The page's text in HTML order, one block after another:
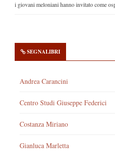
i giovani meloniani hanno invitato come
SEGNALIBRI
Andrea Carancini
Centro Studi Giuseppe Federici
Costanza Miriano
Gianluca Marletta